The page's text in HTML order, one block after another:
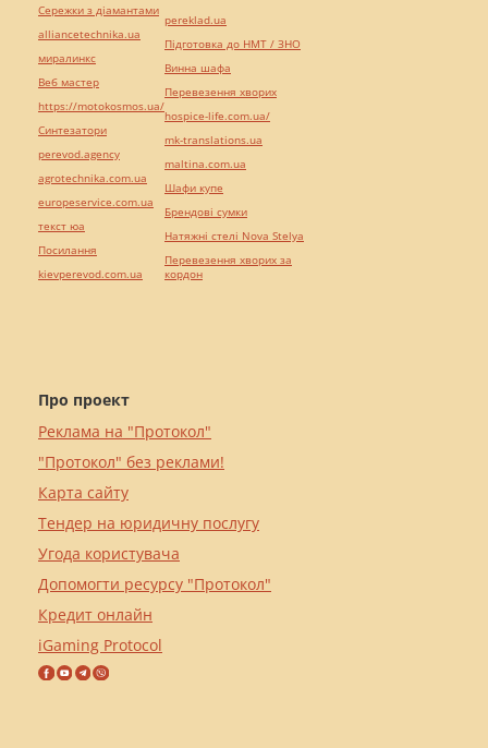
Про проект
Реклама на "Протокол"
"Протокол" без реклами!
Карта сайту
Тендер на юридичну послугу
Угода користувача
Допомогти ресурсу "Протокол"
Кредит онлайн
iGaming Protocol
Сережки з діамантами
alliancetechnika.ua
миралинкс
Веб мастер
https://motokosmos.ua/
Синтезатори
perevod.agency
agrotechnika.com.ua
europeservice.com.ua
текст юа
Посилання
kievperevod.com.ua
pereklad.ua
Підготовка до НМТ / ЗНО
Винна шафа
Перевезення хворих
hospice-life.com.ua/
mk-translations.ua
maltina.com.ua
Шафи купе
Брендові сумки
Натяжні стелі Nova Stelya
Перевезення хворих за
кордон